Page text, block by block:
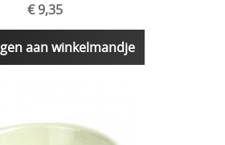
€ 9,35
aan winkelmandje